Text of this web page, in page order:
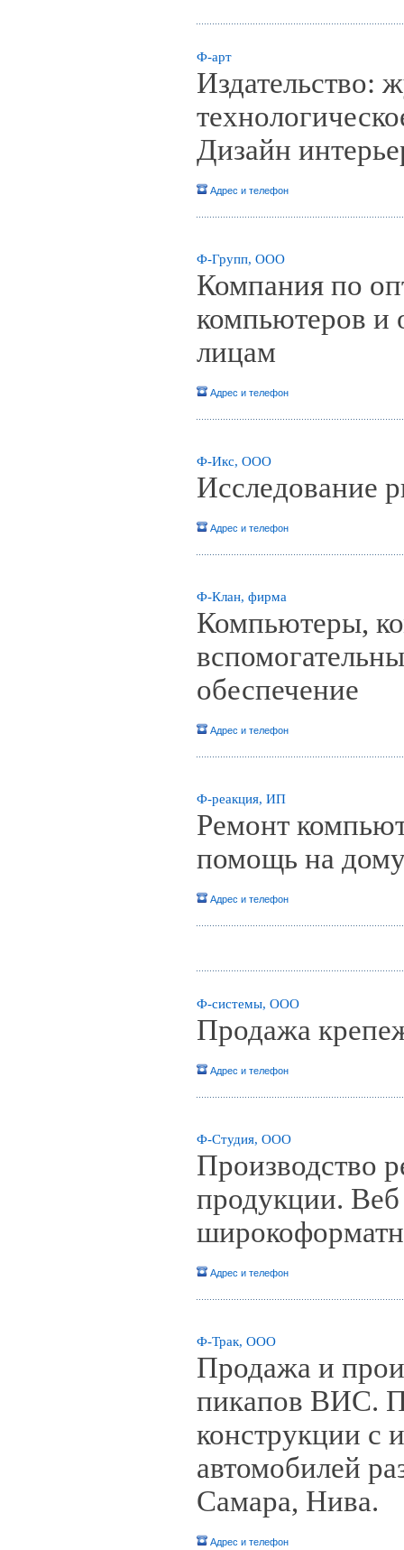
Ф-арт
Издательство:
Дизайн
Адрес и телефон
Ф-Групп, ООО
Компания по
компьютеров и
лицам
Адрес и телефон
Ф-Икс, ООО
Исследование
Адрес и телефон
Ф-Клан, фирма
Компьютеры,
обеспечение
Адрес и телефон
Ф-реакция, ИП
Ремонт
помощь на
Адрес и телефон
Ф-системы, ООО
Продажа
Адрес и телефон
Ф-Студия, ООО
Производство
продукции.
Адрес и телефон
Ф-Трак, ООО
Продажа и
пикапов ВИС.
конструкции с
автомобилей
Самара, Нива.
Адрес и телефон